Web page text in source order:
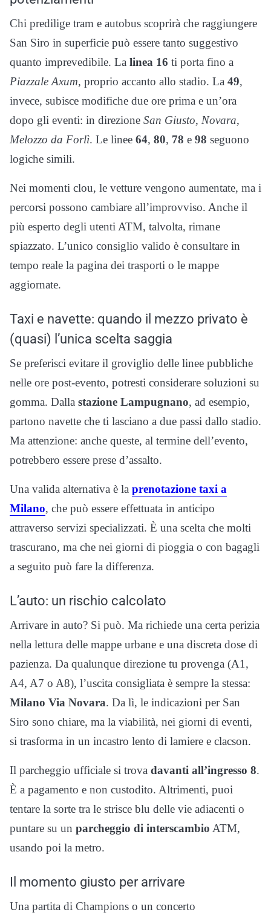
Chi predilige tram e autobus scoprirà che raggiungere
San Siro in superficie può essere tanto suggestivo
quanto imprevedibile. La linea 16 ti porta fino a
Piazzale Axum, proprio accanto allo stadio. La 49,
invece, subisce modifiche due ore prima e un’ora
dopo gli eventi: in direzione San Giusto, Novara,
Melozzo da Forlì. Le linee 64, 80, 78 e 98 seguono
logiche simili.
Nei momenti clou, le vetture vengono aumentate, ma i
percorsi possono cambiare all’improvviso. Anche il
più esperto degli utenti ATM, talvolta, rimane
spiazzato. L’unico consiglio valido è consultare in
tempo reale la pagina dei trasporti o le mappe
aggiornate.
Taxi e navette: quando il mezzo privato è
(quasi) l’unica scelta saggia
Se preferisci evitare il groviglio delle linee pubbliche
nelle ore post-evento, potresti considerare soluzioni su
gomma. Dalla stazione Lampugnano, ad esempio,
partono navette che ti lasciano a due passi dallo stadio.
Ma attenzione: anche queste, al termine dell’evento,
potrebbero essere prese d’assalto.
Una valida alternativa è la prenotazione taxi a
Milano, che può essere effettuata in anticipo
attraverso servizi specializzati. È una scelta che molti
trascurano, ma che nei giorni di pioggia o con bagagli
a seguito può fare la differenza.
L’auto: un rischio calcolato
Arrivare in auto? Si può. Ma richiede una certa perizia
nella lettura delle mappe urbane e una discreta dose di
pazienza. Da qualunque direzione tu provenga (A1,
A4, A7 o A8), l’uscita consigliata è sempre la stessa:
Milano Via Novara. Da lì, le indicazioni per San
Siro sono chiare, ma la viabilità, nei giorni di eventi,
si trasforma in un incastro lento di lamiere e clacson.
Il parcheggio ufficiale si trova davanti all’ingresso 8.
È a pagamento e non custodito. Altrimenti, puoi
tentare la sorte tra le strisce blu delle vie adiacenti o
puntare su un parcheggio di interscambio ATM,
usando poi la metro.
Il momento giusto per arrivare
Una partita di Champions o un concerto